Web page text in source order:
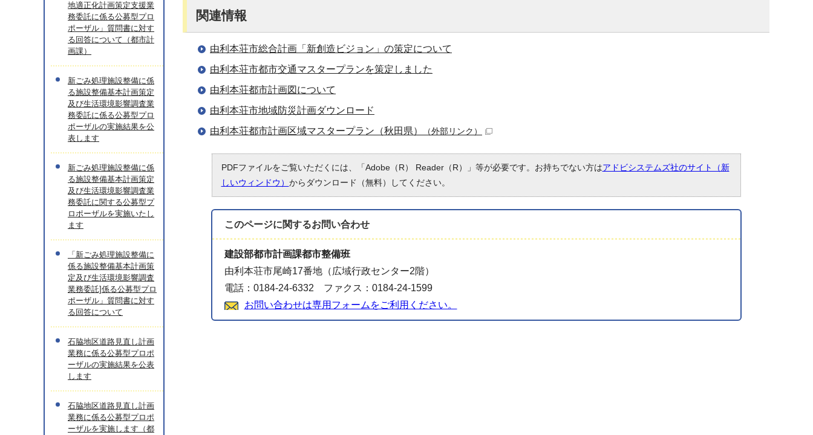
関連情報
由利本荘市総合計画「新創造ビジョン」の策定について
由利本荘市都市交通マスタープランを策定しました
由利本荘都市計画図について
由利本荘市地域防災計画ダウンロード
由利本荘都市計画区域マスタープラン（秋田県）
（外部リンク）
PDFファイルをご覧いただくには、「Adobe（R） Reader（R）」等が必要です。お持ちでない方はアドビシステムズ社のサイト（新
しいウィンドウ） からダウンロード（無料）してください。
このページに関するお問い合わせ
建設部都市計画課都市整備班
由利本荘市尾崎17番地（広域行政センター2階）
電話：0184-24-6332 ファクス：0184-24-1599
お問い合わせは専用フォームをご利用ください。
地適正化計画策定支援業
務委託に係る公募型プロ
ポーザル」質問書に対す
る回答について（都市計
画課）
新ごみ処理施設整備に係
る施設整備基本計画策定
及び生活環境影響調査業
務委託に係る公募型プロ
ポーザルの実施結果を公
表します
新ごみ処理施設整備に係
る施設整備基本計画策定
及び生活環境影響調査業
務委託に関する公募型プ
ロポーザルを実施いたし
ます
「新ごみ処理施設整備に
係る施設整備基本計画策
定及び生活環境影響調査
業務委託]係る公募型プロ
ポーザル」質問書に対す
る回答について
石脇地区道路見直し計画
業務に係る公募型プロポ
ーザルの実施結果を公表
します
石脇地区道路見直し計画
業務に係る公募型プロポ
ーザルを実施します（都